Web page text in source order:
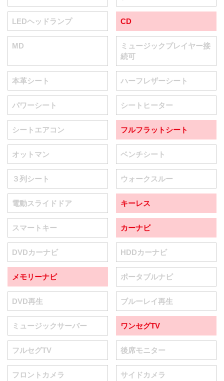
LEDヘッドランプ CD
MD
ミュージックプレイヤー接
続可
本革シート ハーフレザーシート
パワーシート シートヒーター
シートエアコン フルフラットシート
オットマン ベンチシート
３列シート ウォークスルー
電動スライドドア キーレス
スマートキー カーナビ
DVDカーナビ HDDカーナビ
メモリーナビ ポータブルナビ
DVD再生 ブルーレイ再生
ミュージックサーバー ワンセグTV
フルセグTV 後席モニター
フロントカメラ サイドカメラ